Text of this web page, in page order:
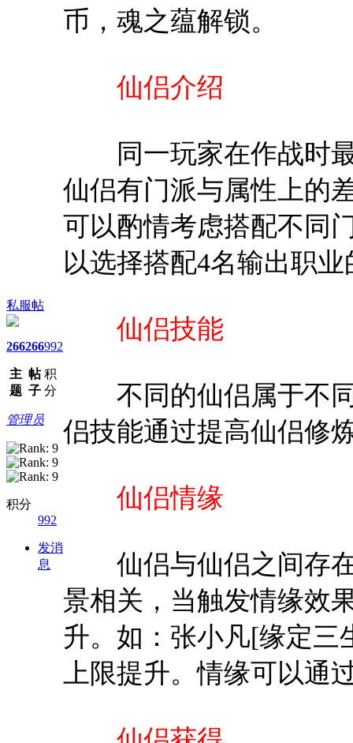
私服帖
266
主
题
266
帖
子
992
积
分
管理员
积分
992
发消
息
币，魂之蕴解锁。
仙侣介绍
同一玩家在作战时最
仙侣有门派与属性上的
可以酌情考虑搭配不同
以选择搭配4名输出职
仙侣技能
不同的仙侣属于不同
侣技能通过提高仙侣修
仙侣情缘
仙侣与仙侣之间存在
景相关，当触发情缘效
升。如：张小凡[缘定三
上限提升。情缘可以通